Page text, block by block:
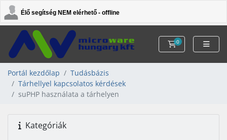
Élő segítség NEM elérhető - offline
0
Kosár
Portál kezdőlap
Tudásbázis
Tárhellyel kapcsolatos kérdések
suPHP használata a tárhelyen
Kategóriák